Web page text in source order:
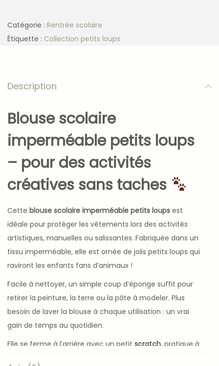
Catégorie : Rentrée scolaire
Étiquette : Collection petits loups
Description
Blouse scolaire
imperméable petits loups
– pour des activités
créatives sans taches
Cette blouse scolaire imperméable petits loups est
idéale pour protéger les vêtements lors des activités
artistiques, manuelles ou salissantes. Fabriquée dans un
tissu imperméable, elle est ornée de jolis petits loups qui
raviront les enfants fans d’animaux !
Facile à nettoyer, un simple coup d’éponge suffit pour
retirer la peinture, la terre ou la pâte à modeler. Plus
besoin de laver la blouse à chaque utilisation : un vrai
gain de temps au quotidien.
Elle se ferme à l’arrière avec un petit scratch, pratique à